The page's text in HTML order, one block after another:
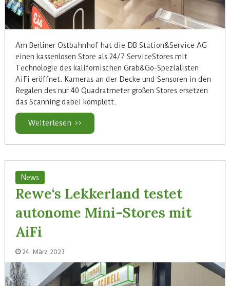
Am Berliner Ostbahnhof hat die DB Station&Service AG
einen kassenlosen Store als 24/7 ServiceStores mit
Technologie des kalifornischen Grab&Go-Spezialisten
AiFi eröffnet. Kameras an der Decke und Sensoren in den
Regalen des nur 40 Quadratmeter großen Stores ersetzen
das Scanning dabei komplett.
Weiterlesen >>
News
Rewe‘s Lekkerland testet
autonome Mini-Stores mit
AiFi
24. März 2023